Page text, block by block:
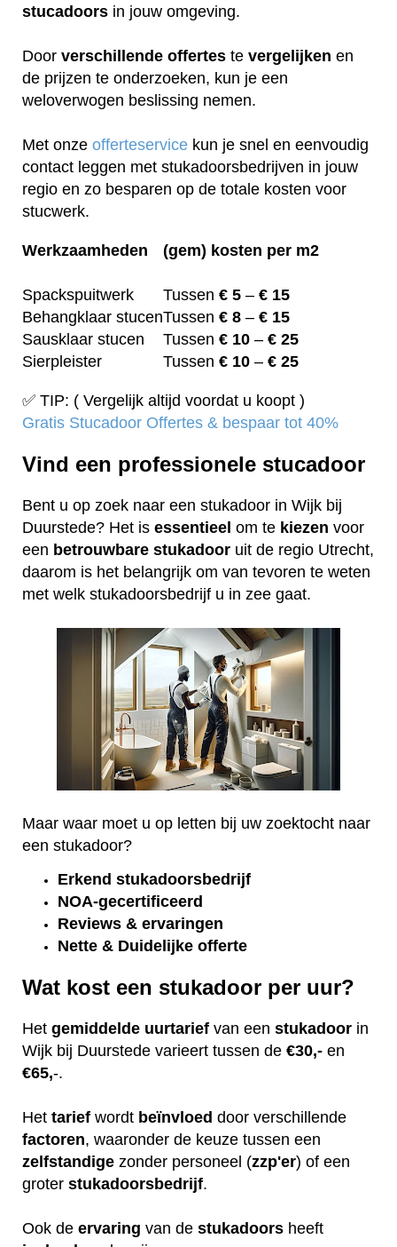
stucadoors in jouw omgeving.
Door verschillende offertes te vergelijken en
de prijzen te onderzoeken, kun je een
weloverwogen beslissing nemen.
Met onze offerteservice kun je snel en eenvoudig
contact leggen met stukadoorsbedrijven in jouw
regio en zo besparen op de totale kosten voor
stucwerk.
Werkzaamheden (gem) kosten per m2
Spackspuitwerk Tussen € 5 – € 15
Behangklaar stucenTussen € 8 – € 15
Sausklaar stucen
Tussen € 10 – € 25
Sierpleister
Tussen € 10 – € 25
✅ TIP: ( Vergelijk altijd voordat u koopt )
Gratis Stucadoor Offertes & bespaar tot 40%
Vind een professionele stucadoor
Bent u op zoek naar een stukadoor in Wijk bij
Duurstede? Het is essentieel om te kiezen voor
een betrouwbare stukadoor uit de regio Utrecht,
daarom is het belangrijk om van tevoren te weten
met welk stukadoorsbedrijf u in zee gaat.
Maar waar moet u op letten bij uw zoektocht naar
een stukadoor?
Erkend stukadoorsbedrijf
NOA-gecertificeerd
Reviews & ervaringen
Nette & Duidelijke offerte
Wat kost een stukadoor per uur?
Het gemiddelde uurtarief van een stukadoor in
Wijk bij Duurstede varieert tussen de €30,- en
€65,-.
Het tarief wordt beïnvloed door verschillende
factoren, waaronder de keuze tussen een
zelfstandige zonder personeel (zzp'er) of een
groter stukadoorsbedrijf.
Ook de ervaring van de stukadoors heeft